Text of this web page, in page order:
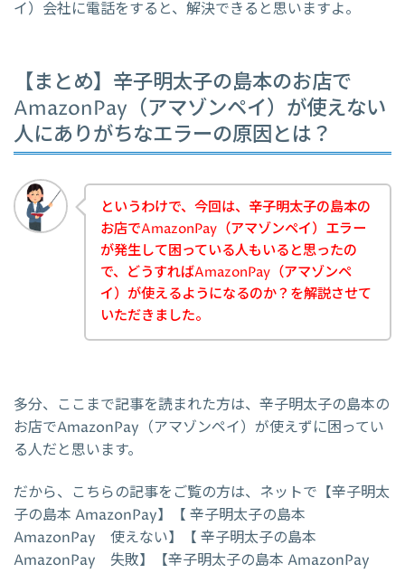
イ）会社に電話をすると、解決できると思いますよ。
【まとめ】辛子明太子の島本のお店で
AmazonPay（アマゾンペイ）が使えない
人にありがちなエラーの原因とは？
というわけで、今回は、辛子明太子の島本の
お店でAmazonPay（アマゾンペイ）エラー
が発生して困っている人もいると思ったの
で、どうすればAmazonPay（アマゾンペ
イ）が使えるようになるのか？を解説させて
いただきました。
多分、ここまで記事を読まれた方は、辛子明太子の島本の
お店でAmazonPay（アマゾンペイ）が使えずに困ってい
る人だと思います。
だから、こちらの記事をご覧の方は、ネットで【辛子明太
子の島本 AmazonPay】【 辛子明太子の島本
AmazonPay 使えない】【 辛子明太子の島本
AmazonPay 失敗】【辛子明太子の島本 AmazonPay